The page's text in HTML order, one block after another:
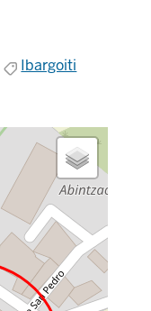
Ibargoiti